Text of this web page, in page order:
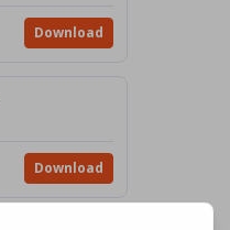
Download
Download